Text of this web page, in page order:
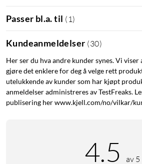
Passer bl.a. til ( 1 )
Kundeanmeldelser (30)
Her ser du hva andre kunder synes. Vi
gjøre det enklere for deg å velge rett
utelukkende av kunder som har kjøpt
anmeldelser administreres av TestFreaks.
publisering her www.kjell.com/no/vilkar/
4.5 av 5